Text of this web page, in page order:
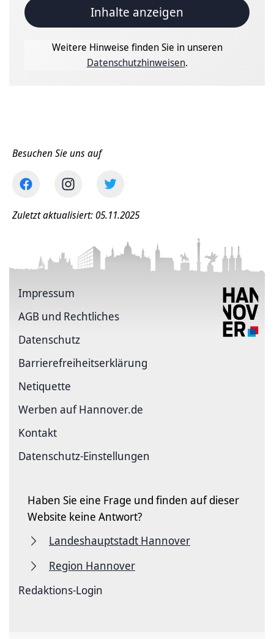
Inhalte anzeigen
Weitere Hinweise finden Sie in unseren
Datenschutzhinweisen.
Besuchen Sie uns auf
Zuletzt aktualisiert: 05.11.2025
Impressum
AGB und Rechtliches
Datenschutz
Barriere­freiheits­erklärung
Netiquette
Werben auf Hannover.de
Kontakt
Datenschutz-Einstellungen
Haben Sie eine Frage und finden auf dieser
Website keine Antwort?
Landeshauptstadt Hannover
Region Hannover
Redaktions-Login